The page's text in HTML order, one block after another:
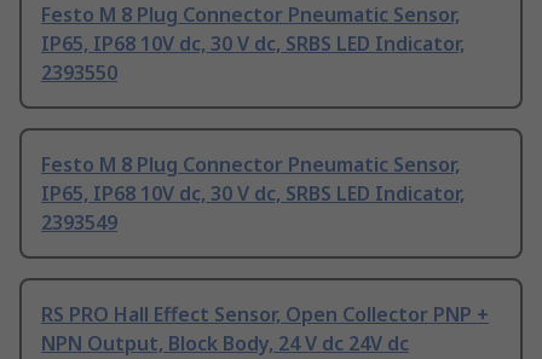
Festo M 8 Plug Connector Pneumatic Sensor,
IP65, IP68 10V dc, 30 V dc, SRBS LED Indicator,
2393550
Festo M 8 Plug Connector Pneumatic Sensor,
IP65, IP68 10V dc, 30 V dc, SRBS LED Indicator,
2393549
RS PRO Hall Effect Sensor, Open Collector PNP +
NPN Output, Block Body, 24 V dc 24V dc